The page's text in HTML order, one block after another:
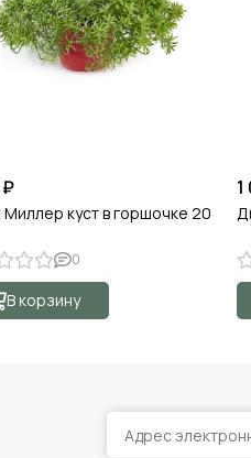
₽
куст в горшочке 20
0
В корзину